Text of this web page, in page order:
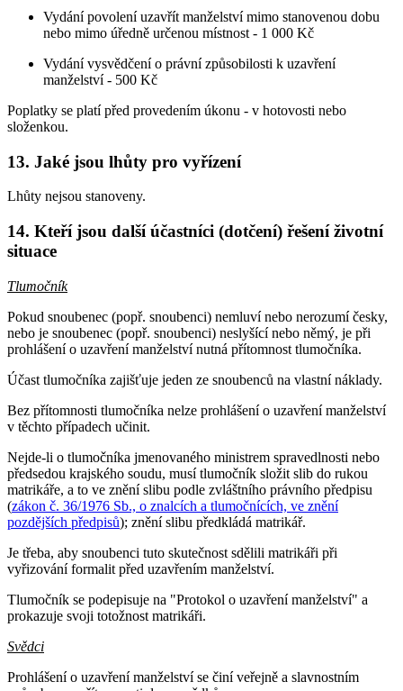
Vydání povolení uzavřít manželství mimo stanovenou dobu
nebo mimo úředně určenou místnost - 1 000 Kč
Vydání vysvědčení o právní způsobilosti k uzavření
manželství - 500 Kč
Poplatky se platí před provedením úkonu - v hotovosti nebo
složenkou.
13. Jaké jsou lhůty pro vyřízení
Lhůty nejsou stanoveny.
14. Kteří jsou další účastníci (dotčení) řešení životní
situace
Tlumočník
Pokud snoubenec (popř. snoubenci) nemluví nebo nerozumí česky,
nebo je snoubenec (popř. snoubenci) neslyšící nebo němý, je při
prohlášení o uzavření manželství nutná přítomnost tlumočníka.
Účast tlumočníka zajišťuje jeden ze snoubenců na vlastní náklady.
Bez přítomnosti tlumočníka nelze prohlášení o uzavření manželství
v těchto případech učinit.
Nejde-li o tlumočníka jmenovaného ministrem spravedlnosti nebo
předsedou krajského soudu, musí tlumočník složit slib do rukou
matrikáře, a to ve znění slibu podle zvláštního právního předpisu
(zákon č. 36/1976 Sb., o znalcích a tlumočnících, ve znění
pozdějších předpisů); znění slibu předkládá matrikář.
Je třeba, aby snoubenci tuto skutečnost sdělili matrikáři při
vyřizování formalit před uzavřením manželství.
Tlumočník se podepisuje na "Protokol o uzavření manželství" a
prokazuje svoji totožnost matrikáři.
Svědci
Prohlášení o uzavření manželství se činí veřejně a slavnostním